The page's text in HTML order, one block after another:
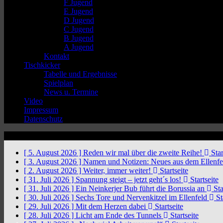
F Jugend
E Jugend
D Jugend
C Jugend
B Jugend
A Jugend
Kontakt
Tischkicker
Tabelle und Ergebnisse
Spielplan
News u. Termine
Video
Impressum
Datenschutz
[ 5. August 2026 ] Reden wir mal über die zweite Reihe!
[ 3. August 2026 ] Namen und Notizen: Neues aus dem
[ 2. August 2026 ] Weiter, immer weiter!
Startseite
[ 31. Juli 2026 ] Spannung steigt – jetzt geht´s los!
Startseite
[ 31. Juli 2026 ] Ein Neinkerjer Bub führt die Borussia an
[ 30. Juli 2026 ] Sechs Tore und Nervenkitzel im Ellenfeld
[ 29. Juli 2026 ] Mit dem Herzen dabei
Startseite
[ 28. Juli 2026 ] Licht am Ende des Tunnels
Startseite